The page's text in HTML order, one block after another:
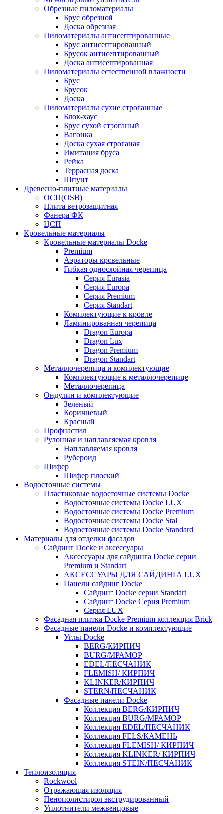
Обрезные пиломатериалы
Брус обрезной
Доска обрезная
Пиломатериалы антисептированные
Брус антисептированный
Брусок антисептированный
Доска антисептированная
Пиломатериалы естественной влажности
Брус
Брусок
Доска
Пиломатериалы сухие строганные
Блок-хаус
Брус сухой строганый
Вагонка
Доска сухая строганая
Имитация бруса
Рейка
Террасная доска
Шпунт
Древесно-плитные материалы
ОСП(OSB)
Плита ветрозащитная
Фанера ФК
ЦСП
Кровельные материалы
Кровельные материалы Docke
Premium
Аэраторы кровельные
Гибкая однослойная черепица
Серия Eurasia
Серия Europa
Серия Premium
Серия Standart
Комплектующие к кровле
Ламинированная черепица
Dragon Europa
Dragon Lux
Dragon Premium
Dragon Standart
Металлочерепица и комплектующие
Комплектующие к металлочерепице
Металлочерепица
Ондулин и комплектующие
Зеленый
Коричневый
Красный
Профнастил
Рулонная и наплавляемая кровля
Наплавляемая кровля
Рубероид
Шифер
Шифер плоский
Водосточные системы
Пластиковые водосточные системы Docke
Водосточные системы Docke LUX
Водосточные системы Docke Premium
Водосточные системы Docke Stal
Водосточные системы Docke Standard
Материалы для отделки фасадов
Сайдинг Docke и аксессуары
Аксессуары для сайдинга Docke серии
Premium и Standart
АКСЕССУАРЫ ДЛЯ САЙДИНГА LUX
Панели сайдинг Docke
Cайдинг Docke серии Standart
Сайдинг Docke Серия Premium
Серия LUX
Фасадная плитка Docke Premium коллекция Brick
Фасадные панели Docke и комплектующие
Углы Docke
BERG/КИРПИЧ
BURG/МРАМОР
EDEL/ПЕСЧАНИК
FLEMISH/ КИРПИЧ
KLINKER/КИРПИЧ
STERN/ПЕСЧАНИК
Фасадные панели Docke
Коллекция BERG/КИРПИЧ
Коллекция BURG/МРАМОР
Коллекция EDEL/ПЕСЧАНИК
Коллекция FELS/КАМЕНЬ
Коллекция FLEMISH/ КИРПИЧ
Коллекция KLINKER/ КИРПИЧ
Коллекция STEIN/ПЕСЧАНИК
Теплоизоляция
Rockwool
Отражающая изоляция
Пенополистирол экструдированный
Уплотнители межвенцовые